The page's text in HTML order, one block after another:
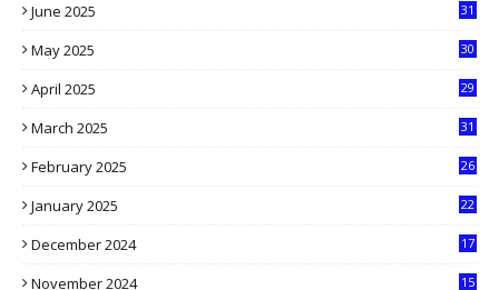
June 2025
31
May 2025
30
April 2025
29
March 2025
31
February 2025
26
January 2025
22
December 2024
17
November 2024
15